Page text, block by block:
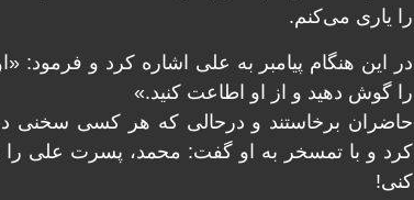
را یاری می‌کنم.
در این هنگام پیامبر به علی اشاره کرد و
را گوش دهید و از او اطاعت کنید.»
حاضران برخاستند و درحالی که هر کسی سخنی
کرد و با تمسخر به او گفت: محمد، پسرت علی را
کنی!